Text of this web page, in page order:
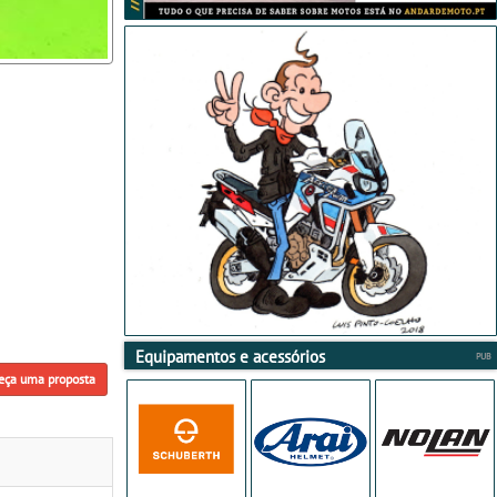
uma proposta
Equipamentos e acessórios